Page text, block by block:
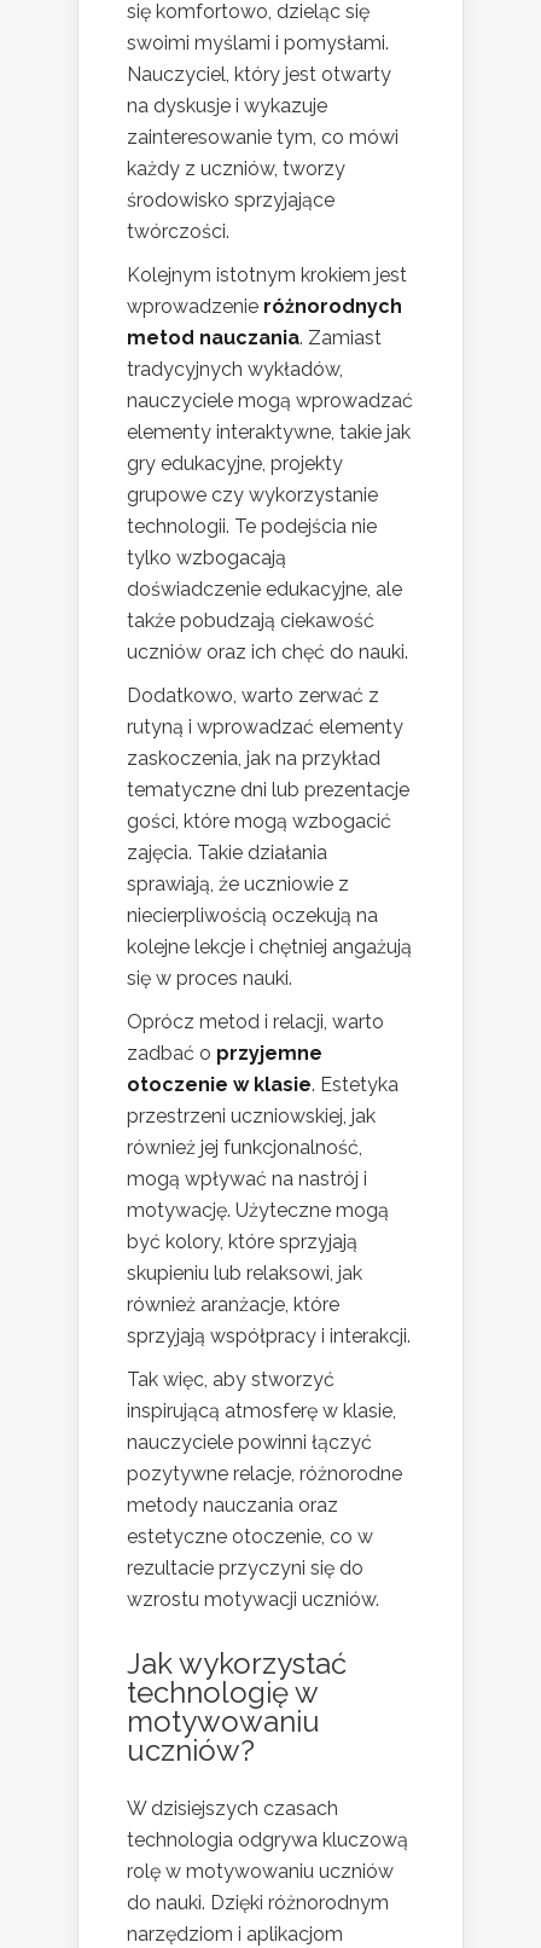
się komfortowo, dzieląc się
swoimi myślami i pomysłami.
Nauczyciel, który jest otwarty
na dyskusje i wykazuje
zainteresowanie tym, co mówi
każdy z uczniów, tworzy
środowisko sprzyjające
twórczości.
Kolejnym istotnym krokiem jest
wprowadzenie różnorodnych
metod nauczania. Zamiast
tradycyjnych wykładów,
nauczyciele mogą wprowadzać
elementy interaktywne, takie jak
gry edukacyjne, projekty
grupowe czy wykorzystanie
technologii. Te podejścia nie
tylko wzbogacają
doświadczenie edukacyjne, ale
także pobudzają ciekawość
uczniów oraz ich chęć do nauki.
Dodatkowo, warto zerwać z
rutyną i wprowadzać elementy
zaskoczenia, jak na przykład
tematyczne dni lub prezentacje
gości, które mogą wzbogacić
zajęcia. Takie działania
sprawiają, że uczniowie z
niecierpliwością oczekują na
kolejne lekcje i chętniej angażują
się w proces nauki.
Oprócz metod i relacji, warto
zadbać o przyjemne
otoczenie w klasie. Estetyka
przestrzeni uczniowskiej, jak
również jej funkcjonalność,
mogą wpływać na nastrój i
motywację. Użyteczne mogą
być kolory, które sprzyjają
skupieniu lub relaksowi, jak
również aranżacje, które
sprzyjają współpracy i interakcji.
Tak więc, aby stworzyć
inspirującą atmosferę w klasie,
nauczyciele powinni łączyć
pozytywne relacje, różnorodne
metody nauczania oraz
estetyczne otoczenie, co w
rezultacie przyczyni się do
wzrostu motywacji uczniów.
Jak wykorzystać
technologię w
motywowaniu
uczniów?
W dzisiejszych czasach
technologia odgrywa kluczową
rolę w motywowaniu uczniów
do nauki. Dzięki różnorodnym
narzędziom i aplikacjom